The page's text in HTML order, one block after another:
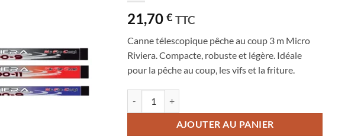
21,70 € TTC
Canne télescopique pêche au coup 3 m Micro
Riviera. Compacte, robuste et légère. Idéale
pour la pêche au coup, les vifs et la friture.
AJOUTER AU PANIER